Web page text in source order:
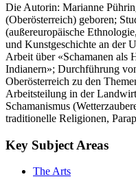
Die Autorin: Marianne
(Oberösterreich) geboren;
(außereuropäische
und Kunstgeschichte an der
Arbeit über «Schamanen als
Indianern»; Durchführung
Oberösterreich zu den
Arbeitsteilung in der
Schamanismus
traditionelle Religionen,
Key Subject Areas
The Arts